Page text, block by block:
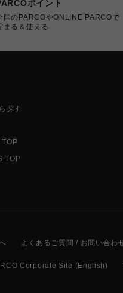
ポイント
国のPARCOやONLINE PARCOで
まる＆使える
探す
TOP
TOP
よくあるご質問 / お問い合わ
Corporate Site (English)